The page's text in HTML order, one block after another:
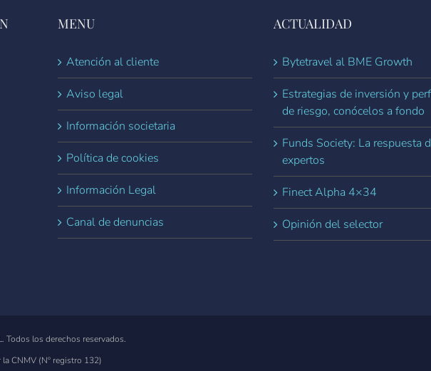
MENU
Atención al cliente
Aviso legal
Información societaria
Política de cookies
Información Legal
Canal de denuncias
ACTUALIDAD
Bytetravel al BME Growth
Estrategias de inversión y
de riesgo, conócelos a fondo
Funds Society: La respuesta
expertos
Finect Alpha 4×34
Opinión del selector
Todos los derechos reservados.
la CNMV (Nº registro 132)